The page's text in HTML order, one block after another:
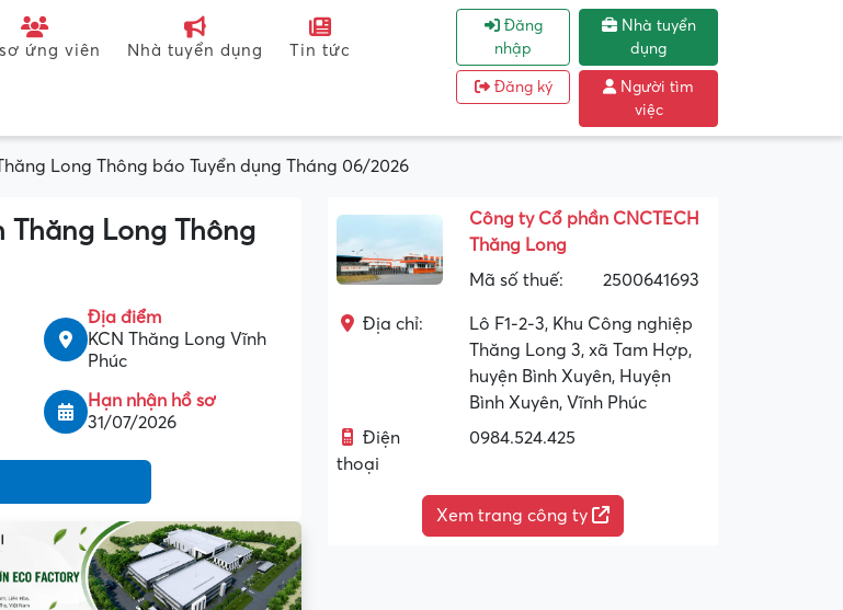
ứng viên Nhà tuyển dụng Tin tức
Đăng
nhập
Đăng ký
Nhà tuyển
dụng
Người tìm
việc
Long Thông báo Tuyển dụng Tháng 06/2026
Thăng Long Thông
Địa điểm
KCN Thăng Long Vĩnh
Phúc
Hạn nhận hồ sơ
31/07/2026
Công ty Cổ phần CNCTECH
Thăng Long
Mã số thuế:
2500641693
Địa chỉ:
Lô F1-2-3, Khu Công nghiệp
Thăng Long 3, xã Tam Hợp,
huyện Bình Xuyên, Huyện
Bình Xuyên, Vĩnh Phúc
Điện
thoại
0984.524.425
Xem trang công ty